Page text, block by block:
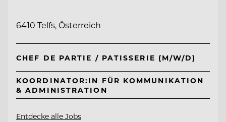
6410 Telfs, Österreich
CHEF DE PARTIE / PATISSERIE (M/W/D)
KOORDINATOR:IN FÜR KOMMUNIKATION
& ADMINISTRATION
Entdecke alle Jobs